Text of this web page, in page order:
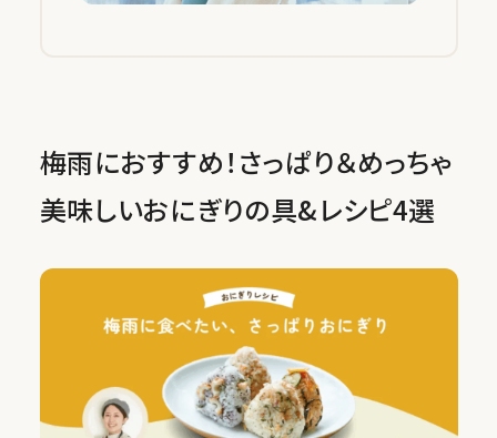
梅雨におすすめ！さっぱり＆めっちゃ
美味しいおにぎりの具&レシピ4選